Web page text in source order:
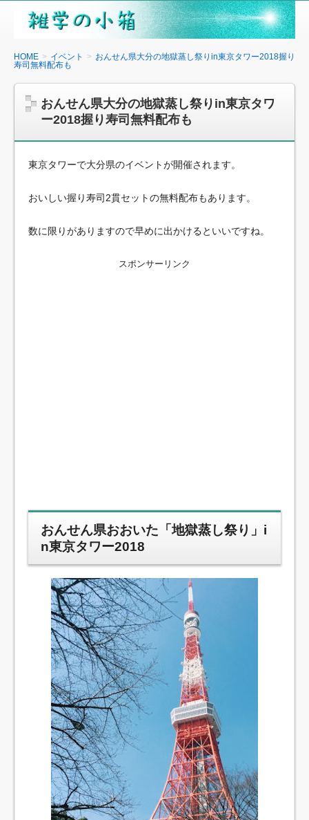
雑
の
箱
HOME イベント
おんせん県大分の地獄蒸し祭りin東京タワー2018握り
寿司無料配布も
おんせん県大分の地獄蒸し祭りin東京タワ
ー2018握り寿司無料配布も
東京タワーで大分県のイベントが開催されます。
おいしい握り寿司2貫セットの無料配布もあります。
数に限りがありますので早めに出かけるといいですね。
スポンサーリンク
おんせん県おおいた「地獄蒸し祭り」i
n東京タワー2018